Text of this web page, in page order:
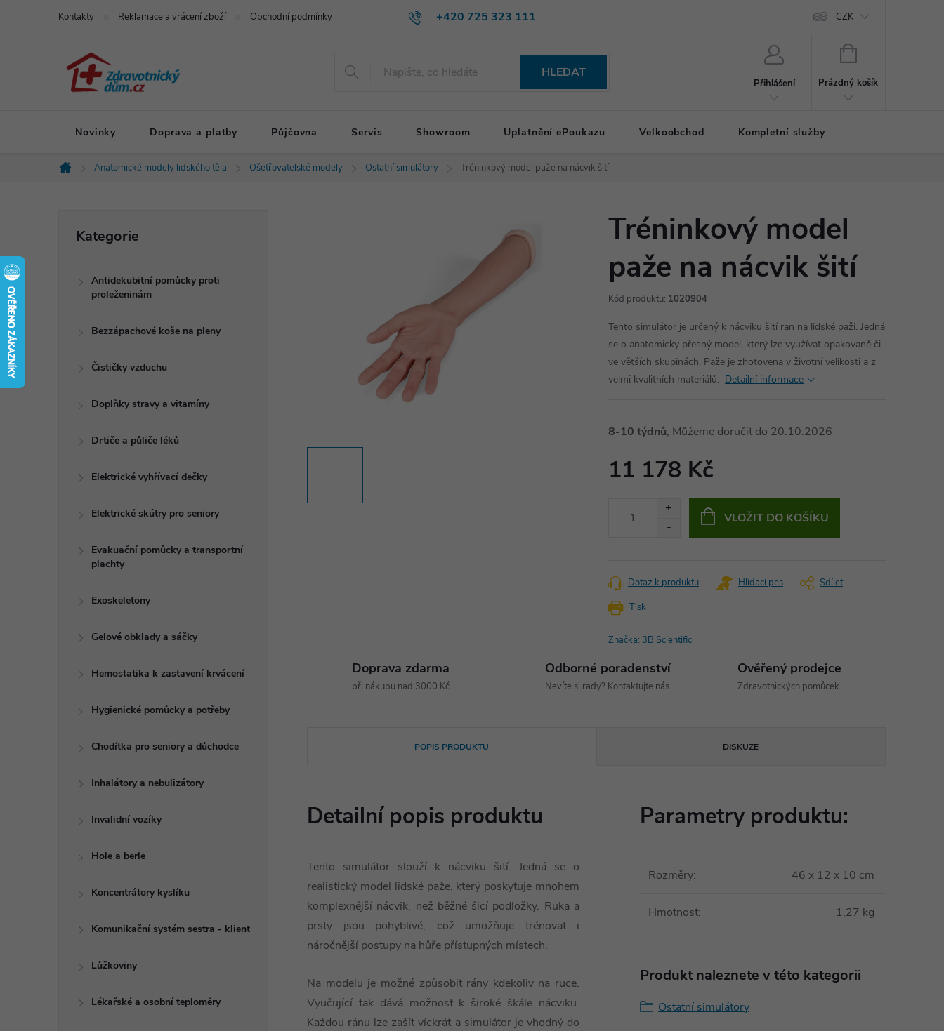
+420 725 323 111
Kontakty Reklamace a vrácení zboží Obchodní podmínky CZK
HLEDAT
Přihlášení
NÁKUPNÍ
Prázdný košík
Novinky Doprava a platby Půjčovna Servis Showroom Uplatnění ePoukazu Velkoobchod Kompletní služby
Domů
Anatomické modely lidského těla Ošetřovatelské modely Ostatní simulátory Tréninkový model paže na nácvik šití
kategorie
Kategorie
Antidekubitní pomůcky proti
proleženinám
Bezzápachové koše na pleny
Čističky vzduchu
Doplňky stravy a vitamíny
Drtiče a půliče léků
Elektrické vyhřívací dečky
Elektrické skútry pro seniory
Evakuační pomůcky a transportní
plachty
Exoskeletony
Gelové obklady a sáčky
Hemostatika k zastavení krvácení
Hygienické pomůcky a potřeby
Chodítka pro seniory a důchodce
Inhalátory a nebulizátory
Invalidní vozíky
Hole a berle
Koncentrátory kyslíku
Komunikační systém sestra - klient
Lůžkoviny
Lékařské a osobní teploměry
Tréninkový model
paže na nácvik šití
Kód produktu: 1020904
Tento simulátor je určený k nácviku šití ran na lidské paži. Jedná
se o anatomicky přesný model, který lze využívat opakovaně či
ve větších skupinách. Paže je zhotovena v životní velikosti a z
velmi kvalitních materiálů. Detailní informace
8-10 týdnů 20.10.2026
11 178 Kč
VLOŽIT DO KOŠÍKU
Tisk
Dotaz k produktu Hlídací pes Sdílet
Značka: 3B Scientific
Doprava zdarma
při nákupu nad 3000 Kč
Odborné poradenství
Nevíte si rady? Kontaktujte nás.
Ověřený prodejce
Zdravotnických pomůcek
POPIS PRODUKTU DISKUZE
Detailní popis produktu
Tento simulátor slouží k nácviku šití. Jedná se o
realistický model lidské paže, který poskytuje mnohem
komplexnější nácvik, než běžné šicí podložky. Ruka a
prsty jsou pohyblivé, což umožňuje trénovat i
náročnější postupy na hůře přístupných místech.
Na modelu je možné způsobit rány kdekoliv na ruce.
Vyučující tak dává možnost k široké škále nácviku.
Každou ránu lze zašít víckrát a simulátor je vhodný do
Parametry produktu:
Rozměry: 46 x 12 x 10 cm
Hmotnost: 1,27 kg
Produkt naleznete v této kategorii
Ostatní simulátory